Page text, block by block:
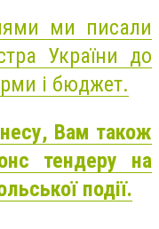
ми писали
України до
і бюджет.
Вам також
тендеру на
події.